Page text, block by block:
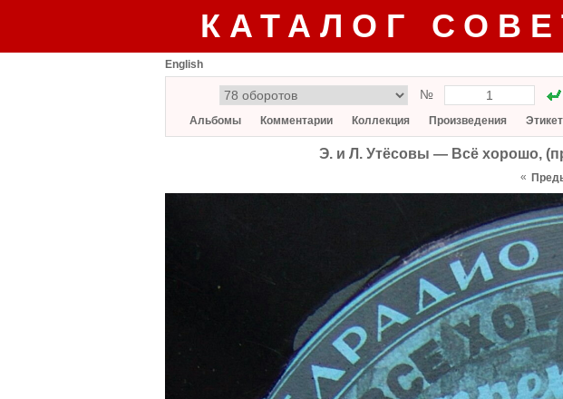
КАТАЛОГ
English
№
Альбомы Комментарии Коллекция Произведения
Э. и Л. Утёсовы — Всё хорошо,
«